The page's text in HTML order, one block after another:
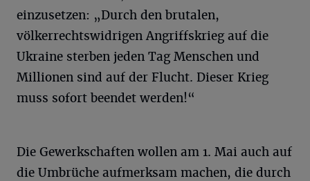
einzusetzen: „Durch den brutalen,
völkerrechtswidrigen Angriffskrieg auf die
Ukraine sterben jeden Tag Menschen und
Millionen sind auf der Flucht. Dieser Krieg
muss sofort beendet werden!“
Die Gewerkschaften wollen am 1. Mai auch auf
die Umbrüche aufmerksam machen, die durch